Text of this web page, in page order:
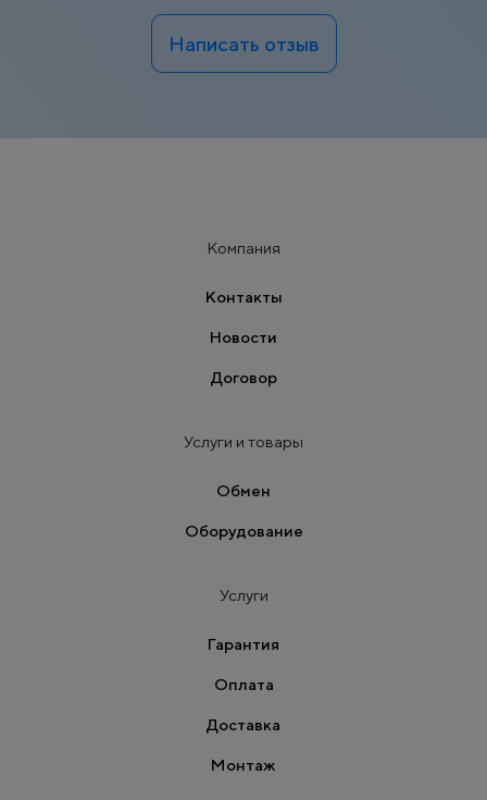
Написать отзыв
Компания
Контакты
Новости
Договор
Услуги и товары
Обмен
Оборудование
Услуги
Гарантия
Оплата
Доставка
Монтаж